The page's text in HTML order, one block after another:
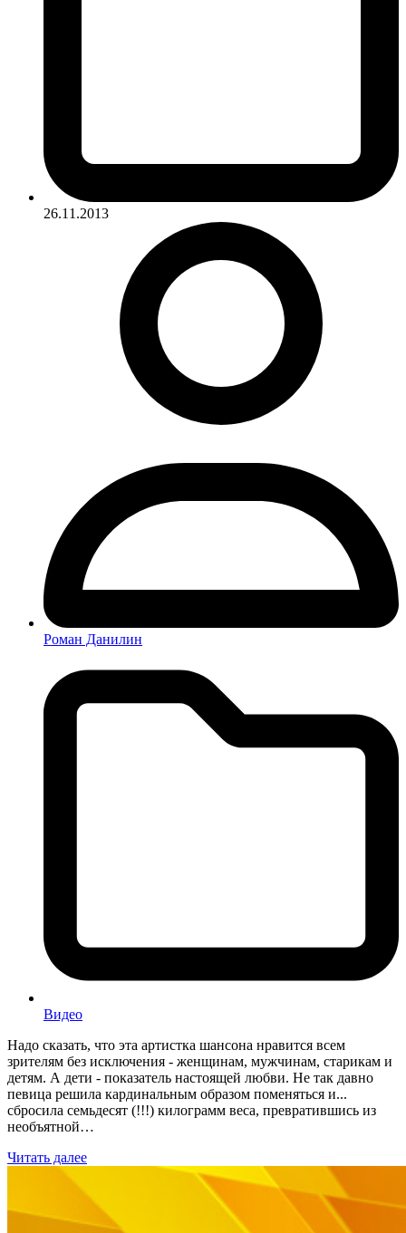
26.11.2013
Роман Данилин
Видео
Надо сказать, что эта артистка шансона нравится всем
зрителям без исключения - женщинам, мужчинам, старикам и
детям. А дети - показатель настоящей любви. Не так давно
певица решила кардинальным образом поменяться и...
сбросила семьдесят (!!!) килограмм веса, превратившись из
необъятной…
Читать далее